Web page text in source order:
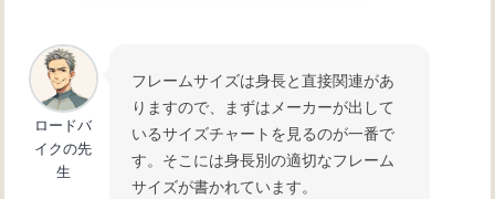
ロードバ
イクの先
生
フレームサイズは身長と直接関連があ
りますので、まずはメーカーが出して
いるサイズチャートを見るのが一番で
す。そこには身長別の適切なフレーム
サイズが書かれています。